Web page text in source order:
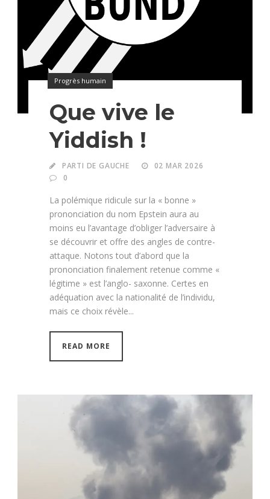
Progrès humain
Que vive le
Yiddish !
PARTI DE GAUCHE
02 MAR 2026
0
La polémique ridicule sur la « bonne »
prononciation du nom Epstein aura au
moins eu l’avantage d’obliger l’adversaire à
se découvrir et offre des angles de contre-
attaque. Notons tout d’abord que la
prononciation finalement retenue comme «
légitime » est l’anglo- saxonne. Certes en
adéquation avec la nationalité de l’individu,
mais ce choix révèle...
READ MORE